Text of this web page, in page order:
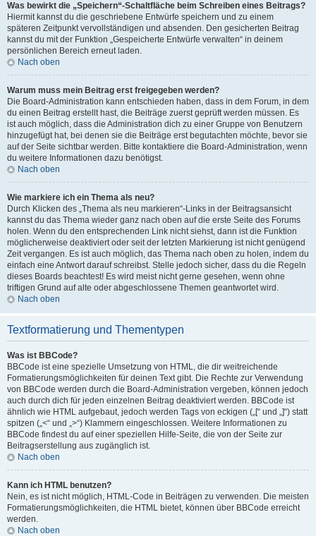
Was bewirkt die „Speichern“-Schaltfläche beim Schreiben eines Beitrags?
Hiermit kannst du die geschriebene Entwürfe speichern und zu einem
späteren Zeitpunkt vervollständigen und absenden. Den gesicherten Beitrag
kannst du mit der Funktion „Gespeicherte Entwürfe verwalten“ in deinem
persönlichen Bereich erneut laden.
Nach oben
Warum muss mein Beitrag erst freigegeben werden?
Die Board-Administration kann entschieden haben, dass in dem Forum, in dem
du einen Beitrag erstellt hast, die Beiträge zuerst geprüft werden müssen. Es
ist auch möglich, dass die Administration dich zu einer Gruppe von Benutzern
hinzugefügt hat, bei denen sie die Beiträge erst begutachten möchte, bevor sie
auf der Seite sichtbar werden. Bitte kontaktiere die Board-Administration, wenn
du weitere Informationen dazu benötigst.
Nach oben
Wie markiere ich ein Thema als neu?
Durch Klicken des „Thema als neu markieren“-Links in der Beitragsansicht
kannst du das Thema wieder ganz nach oben auf die erste Seite des Forums
holen. Wenn du den entsprechenden Link nicht siehst, dann ist die Funktion
möglicherweise deaktiviert oder seit der letzten Markierung ist nicht genügend
Zeit vergangen. Es ist auch möglich, das Thema nach oben zu holen, indem du
einfach eine Antwort darauf schreibst. Stelle jedoch sicher, dass du die Regeln
dieses Boards beachtest! Es wird meist nicht gerne gesehen, wenn ohne
triftigen Grund auf alte oder abgeschlossene Themen geantwortet wird.
Nach oben
Textformatierung und Thementypen
Was ist BBCode?
BBCode ist eine spezielle Umsetzung von HTML, die dir weitreichende
Formatierungsmöglichkeiten für deinen Text gibt. Die Rechte zur Verwendung
von BBCode werden durch die Board-Administration vergeben, können jedoch
auch durch dich für jeden einzelnen Beitrag deaktiviert werden. BBCode ist
ähnlich wie HTML aufgebaut, jedoch werden Tags von eckigen („[“ und „]“) statt
spitzen („<“ und „>“) Klammern eingeschlossen. Weitere Informationen zu
BBCode findest du auf einer speziellen Hilfe-Seite, die von der Seite zur
Beitragserstellung aus zugänglich ist.
Nach oben
Kann ich HTML benutzen?
Nein, es ist nicht möglich, HTML-Code in Beiträgen zu verwenden. Die meisten
Formatierungsmöglichkeiten, die HTML bietet, können über BBCode erreicht
werden.
Nach oben